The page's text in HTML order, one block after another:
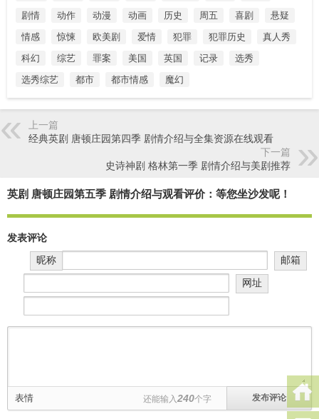
剧情
动作 动漫 动画 历史 周五 喜剧
悬疑
情感
惊悚 欧美剧 爱情 犯罪 犯罪历史
真人秀
科幻
综艺 罪案 美国 英国 记录
选秀
选秀综艺
都市 都市情感 魔幻
上一篇
经典英剧 唐顿庄园第四季 剧情介绍与全集资源在线观看
下一篇
史诗神剧 格林第一季 剧情介绍与美剧推荐
英剧 唐顿庄园第五季 剧情介绍与观看评价：等您坐沙发呢！
发表评论
昵称
邮箱
网址
表情 还能输入 240个字